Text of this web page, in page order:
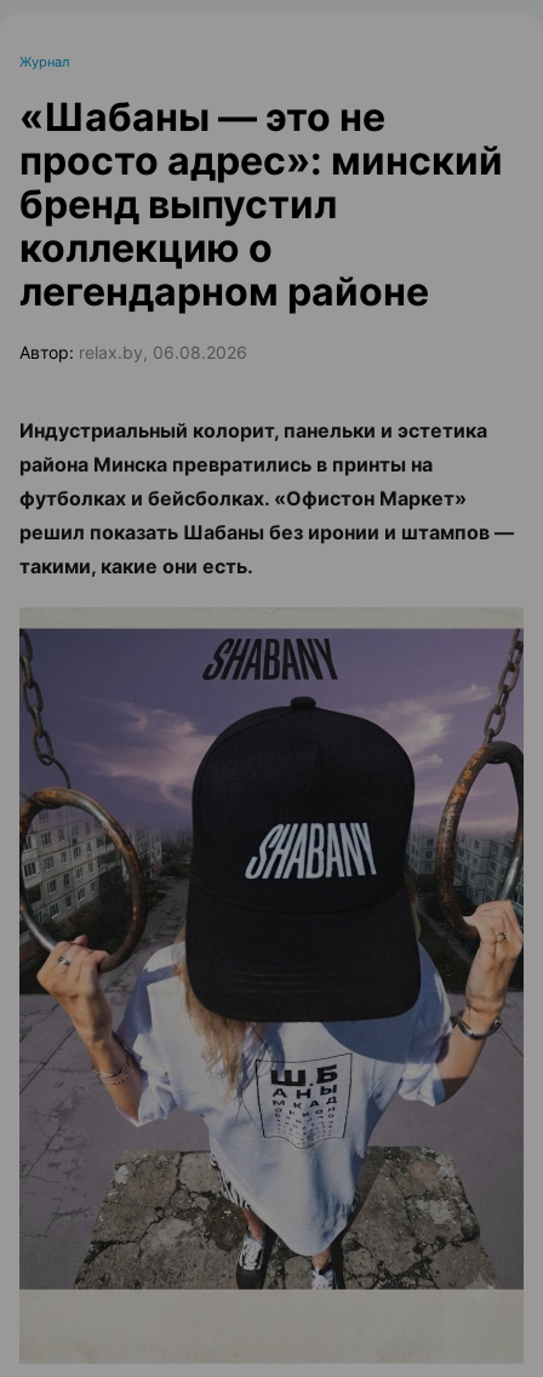
Журнал
«Шабаны — это не
просто адрес»: минский
бренд выпустил
коллекцию о
легендарном районе
Автор: relax.by, 06.08.2026
Индустриальный колорит, панельки и эстетика
района Минска превратились в принты на
футболках и бейсболках. «Офистон Маркет»
решил показать Шабаны без иронии и штампов —
такими, какие они есть.